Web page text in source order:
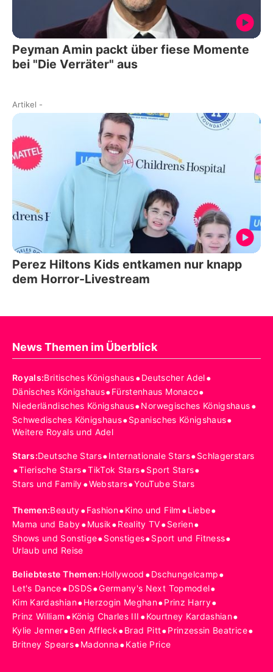
Peyman Amin packt über fiese Momente
bei "Die Verräter" aus
Artikel -
Perez Hiltons Kids entkamen nur knapp
dem Horror-Livestream
News Themen im Überblick
Royals:Britisches Königshaus•Deutscher Adel•
Dänisches Königshaus•Fürstenhaus Monaco•
Niederländisches Königshaus•Norwegisches Königshaus•
Schwedisches Königshaus•Spanisches Königshaus•
Weitere Royals und Adel
Stars:Deutsche Stars•Internationale Stars•Schlagerstars
•Tierische Stars•TikTok Stars•Sport Stars•
Stars und Family•Webstars•YouTube Stars
Themen:Beauty•Fashion•Kino und Film •Liebe•
Mama und Baby•Musik•Reality TV•Serien•
Shows und Sonstige•Sonstiges•Sport und Fitness•
Urlaub und Reise
Beliebteste Themen:Hollywood •Dschungelcamp•
Let's Dance•DSDS•Germany's Next Topmodel•
Kim Kardashian•Herzogin Meghan•Prinz Harry•
Prinz William •König Charles III •Kourtney Kardashian•
Kylie Jenner•Ben Affleck•Brad Pitt•Prinzessin Beatrice•
Britney Spears•Madonna•Katie Price